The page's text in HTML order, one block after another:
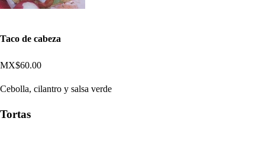
Taco de cabeza
MX$60.00
Cebolla, cilantro y salsa verde
Tortas